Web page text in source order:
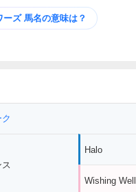
ーズ 馬名の意味は？
Halo
Wishing Well